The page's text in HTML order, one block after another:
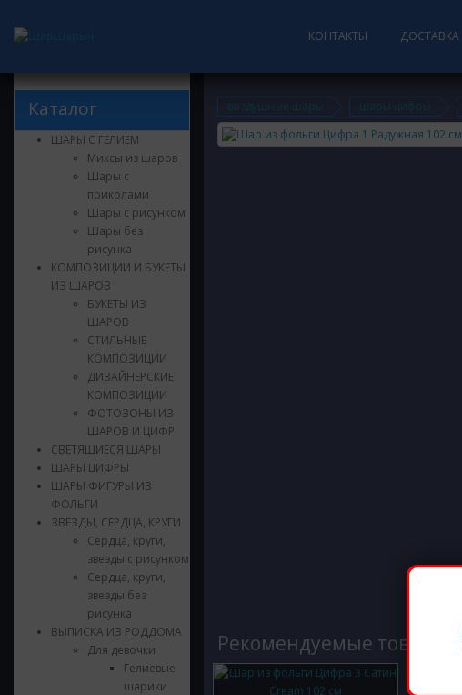
КОНТАКТЫ ДОСТАВКА
Каталог
ШАРЫ С ГЕЛИЕМ
Миксы из шаров
Шары с
приколами
Шары с рисунком
Шары без
рисунка
КОМПОЗИЦИИ И БУКЕТЫ
ИЗ ШАРОВ
БУКЕТЫ ИЗ
ШАРОВ
СТИЛЬНЫЕ
КОМПОЗИЦИИ
ДИЗАЙНЕРСКИЕ
КОМПОЗИЦИИ
ФОТОЗОНЫ ИЗ
ШАРОВ И ЦИФР
СВЕТЯЩИЕСЯ ШАРЫ
ШАРЫ ЦИФРЫ
ШАРЫ ФИГУРЫ ИЗ
ФОЛЬГИ
ЗВЕЗДЫ, СЕРДЦА, КРУГИ
Сердца, круги,
звезды с рисунком
Сердца, круги,
звезды без
рисунка
ВЫПИСКА ИЗ РОДДОМА
Для девочки
Гелиевые
шарики
воздушные шары шары цифры
Рекомендуемые товары